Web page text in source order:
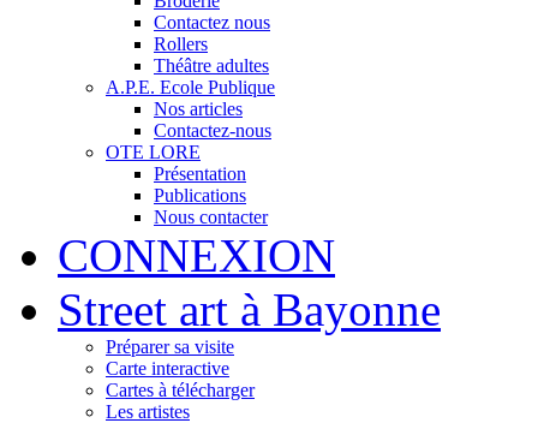
Contactez nous
Rollers
Théâtre adultes
A.P.E. Ecole Publique
Nos articles
Contactez-nous
OTE LORE
Présentation
Publications
Nous contacter
CONNEXION
Street art à Bayonne
Préparer sa visite
Carte interactive
Cartes à télécharger
Les artistes